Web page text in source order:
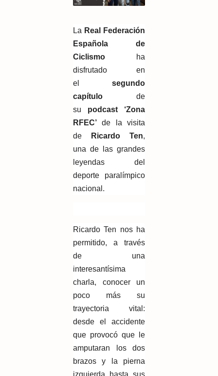
La Real Federación
Española de
Ciclismo ha
disfrutado en
el segundo
capítulo de
su podcast ‘Zona
RFEC’ de la visita
de
Ricardo Ten,
una de las grandes
leyendas del
deporte paralímpico
nacional.
Ricardo Ten nos ha
permitido, a través
de una
interesantísima
charla, conocer un
poco más su
trayectoria vital:
desde el accidente
que provocó que le
amputaran los dos
brazos y la pierna